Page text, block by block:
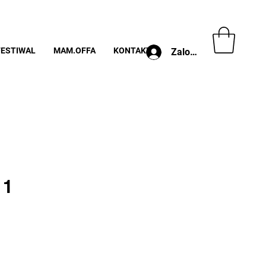
Zaloguj
MAM.OFFA KONTAKT